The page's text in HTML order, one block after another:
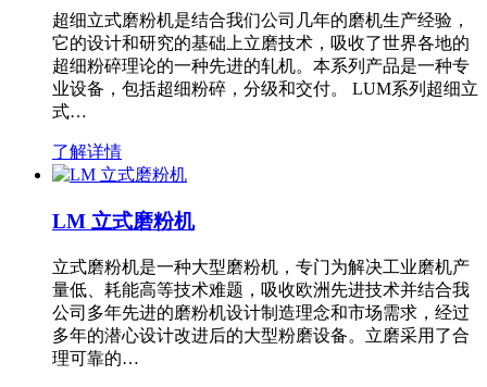
超细立式磨粉机是结合我们公司几年的磨机生产经验，
它的设计和研究的基础上立磨技术，吸收了世界各地的
超细粉碎理论的一种先进的轧机。本系列产品是一种专
业设备，包括超细粉碎，分级和交付。 LUM系列超细立
式…
了解详情
LM 立式磨粉机
立式磨粉机是一种大型磨粉机，专门为解决工业磨机产
量低、耗能高等技术难题，吸收欧洲先进技术并结合我
公司多年先进的磨粉机设计制造理念和市场需求，经过
多年的潜心设计改进后的大型粉磨设备。立磨采用了合
理可靠的…